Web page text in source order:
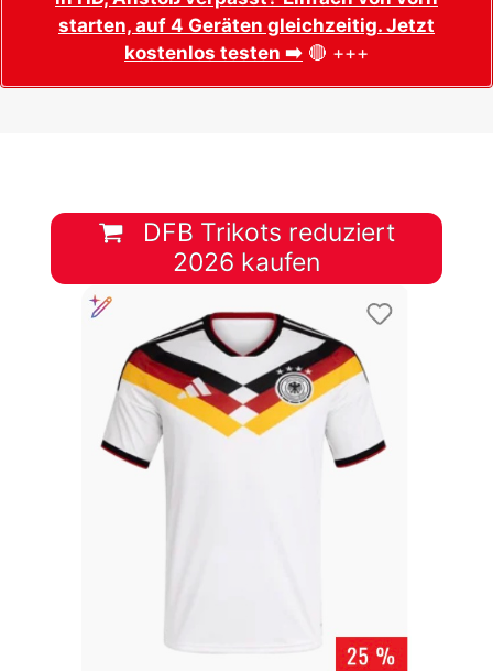
starten, auf 4 Geräten gleichzeitig. Jetzt
kostenlos testen ➡️ 🔴 +++
DFB Trikots reduziert
2026 kaufen